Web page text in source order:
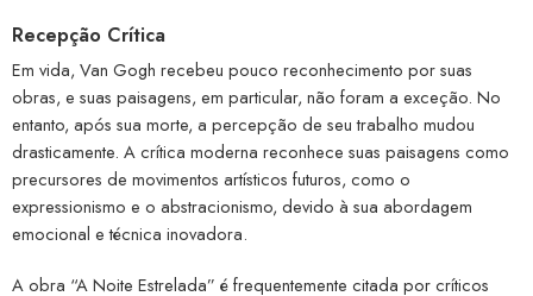
Recepção Crítica
Em vida, Van Gogh recebeu pouco reconhecimento por suas
obras, e suas paisagens, em particular, não foram a exceção. No
entanto, após sua morte, a percepção de seu trabalho mudou
drasticamente. A crítica moderna reconhece suas paisagens como
precursores de movimentos artísticos futuros, como o
expressionismo e o abstracionismo, devido à sua abordagem
emocional e técnica inovadora.
A obra “A Noite Estrelada” é frequentemente citada por críticos